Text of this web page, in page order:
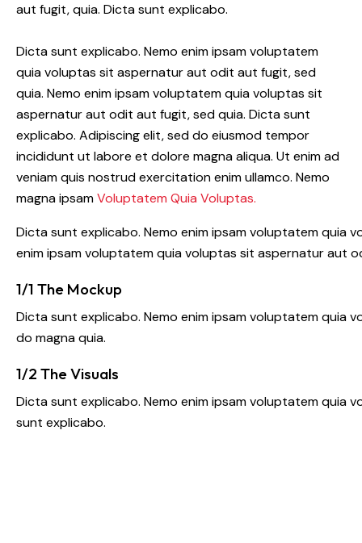
aut fugit, quia. Dicta sunt explicabo.
Dicta sunt explicabo. Nemo enim ipsam voluptatem
quia voluptas sit aspernatur aut odit aut fugit, sed
quia. Nemo enim ipsam voluptatem quia voluptas sit
aspernatur aut odit aut fugit, sed quia. Dicta sunt
explicabo. Adipiscing elit, sed do eiusmod tempor
incididunt ut labore et dolore magna aliqua. Ut enim ad
veniam quis nostrud exercitation enim ullamco. Nemo
magna ipsamVoluptatem Quia Voluptas.
Dicta sunt explicabo. Nemo enim ipsam voluptatem quia
enim ipsam voluptatem quia voluptas sit aspernatur aut
1/1 The Mockup
Dicta sunt explicabo. Nemo enim ipsam voluptatem
do magna quia.
1/2 The Visuals
Dicta sunt explicabo. Nemo enim ipsam voluptatem
sunt explicabo.